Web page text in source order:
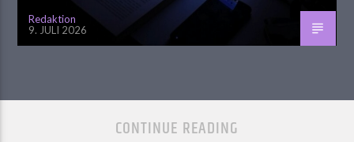
Redaktion
9. JULI 2026
CONTINUE READING